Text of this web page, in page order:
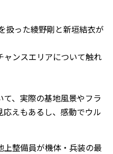
扱った綾野剛と新垣結衣が
ャンスエリアについて触れ
、実際の基地風景やフラ
えもあるし、感動でウル
整備員が機体・兵装の最